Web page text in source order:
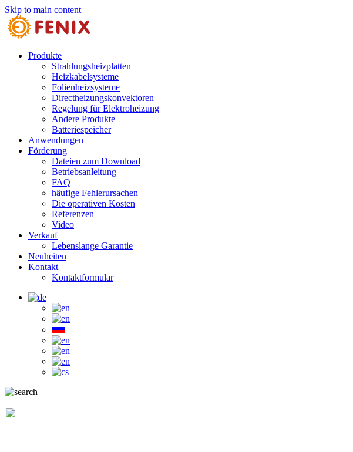
Skip to main content
Produkte
Strahlungsheizplatten
Heizkabelsysteme
Folienheizsysteme
Directheizungskonvektoren
Regelung für Elektroheizung
Andere Produkte
Batteriespeicher
Anwendungen
Förderung
Dateien zum Download
Betriebsanleitung
FAQ
häufige Fehlerursachen
Die operativen Kosten
Referenzen
Video
Verkauf
Lebenslange Garantie
Neuheiten
Kontakt
Kontaktformular